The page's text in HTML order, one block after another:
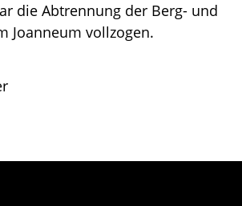
die Abtrennung der Berg- und
Joanneum vollzogen.